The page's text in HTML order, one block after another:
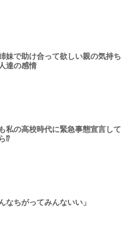
妹で助け合って欲しい親の気持ち
達の感情
私の高校時代に緊急事態宣言して
⁉︎
なちがってみんないい」